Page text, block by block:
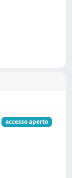
accesso aperto